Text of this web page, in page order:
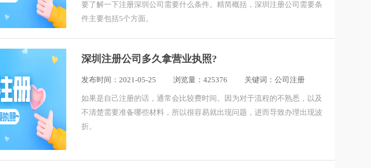
要了解一下注册深圳公司需要什么条件。精简概括，深圳注册公司​需要条
件主要包括5个方面。
深圳注册公司多久拿营业执照?
发布时间：2021-05-25 浏览量：425376 关键词：公司注册
如果是自己注册的话，通常会比较费时间。因为对于流程的不熟悉，以及
不清楚需要准备哪些材料，所以很容易就出现问题，进而导致办理出现波
折。